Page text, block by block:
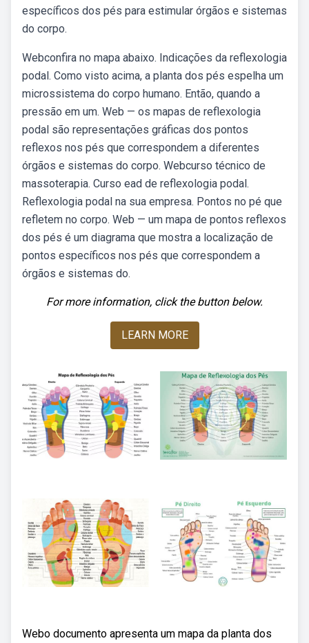
específicos dos pés para estimular órgãos e sistemas
do corpo.
Webconfira no mapa abaixo. Indicações da reflexologia
podal. Como visto acima, a planta dos pés espelha um
microssistema do corpo humano. Então, quando a
pressão em um. Web — os mapas de reflexologia
podal são representações gráficas dos pontos
reflexos nos pés que correspondem a diferentes
órgãos e sistemas do corpo. Webcurso técnico de
massoterapia. Curso ead de reflexologia podal.
Reflexologia podal na sua empresa. Pontos no pé que
refletem no corpo. Web — um mapa de pontos reflexos
dos pés é um diagrama que mostra a localização de
pontos específicos nos pés que correspondem a
órgãos e sistemas do.
For more information, click the button below.
LEARN MORE
Webo documento apresenta um mapa da planta dos